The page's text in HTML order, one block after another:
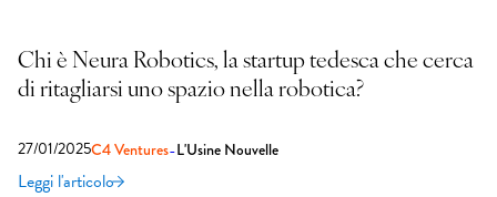
Chi è Neura Robotics, la startup tedesca che cerca
di ritagliarsi uno spazio nella robotica?
27/01/2025C4 Ventures-L'Usine Nouvelle
Leggi l'articolo